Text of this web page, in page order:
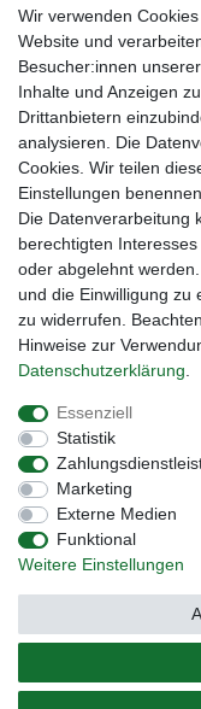
gAGaLamp
Drohnenstore24
MeinUSB
Batteriespeicher
PlentiSolar
Gebrauchtlicht
Ledkauf
DEYESOLAR
Lightech Connect
CardanLight
FORTIMO LEDs
Cardanlight-Shop
Wallbox24
©
Wir verwenden
Website und
Besucher:innen
Inhalte und Anzeigen
Drittanbietern
analysieren. Die
Cookies. Wir teilen
Einstellungen benennen.
Die Datenverarbeitung
berechtigten
oder abgelehnt
und die Einwilligung zu
zu widerrufen.
Hinweise zur
Daten­schutz­erklärung
Essenziell
Statistik
Marketing
Externe Medien
Funktional
Weitere Einstellungen